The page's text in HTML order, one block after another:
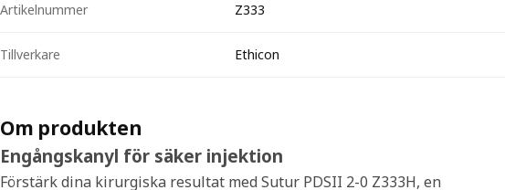
Artikelnummer Z333
Tillverkare Ethicon
Om produkten
Engångskanyl för säker injektion
Förstärk dina kirurgiska resultat med Sutur PDSII 2-0 Z333H, en